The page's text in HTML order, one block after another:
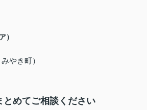
）
やき町）
とめてご相談ください